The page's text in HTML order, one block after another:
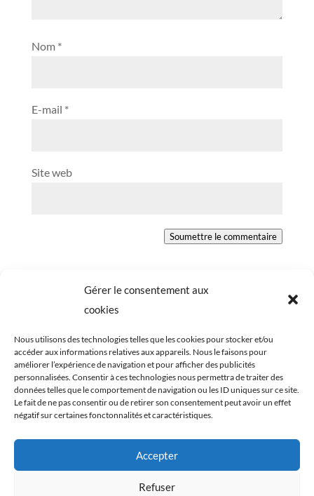
Gérer le consentement aux
cookies
Nous utilisons des technologies telles que les cookies pour stocker et/ou
accéder aux informations relatives aux appareils. Nous le faisons pour
améliorer l’expérience de navigation et pour afficher des publicités
personnalisées. Consentir à ces technologies nous permettra de traiter des
données telles que le comportement de navigation ou les ID uniques sur ce site.
Le fait de ne pas consentir ou de retirer son consentement peut avoir un effet
négatif sur certaines fonctonnalités et caractéristiques.
Accepter
Refuser
Nom *
E-mail *
Site web
Soumettre le commentaire
Tous les éléments du blog Cookismo (articles,
recettes, photographies) sont ma propriété
exclusive. Ils sont protégés par les lois relatives aux